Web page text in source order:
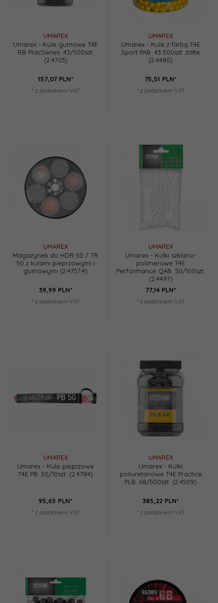
UMAREX
Umarex - Kule gumowe T4E
RB PracSeries .43/500szt.
(2.4703)
157,07 PLN*
* z podatkiem VAT
UMAREX
Umarex - Kule z farbą T4E
Sport PAB .43 500szt. żółte
(2.4480)
75,51 PLN*
* z podatkiem VAT
UMAREX
Magazynek do HDR 50 / TR
50 z kulami pieprzowymi i
gumowymi (2.4757.4)
39,99 PLN*
* z podatkiem VAT
UMAREX
Umarex - Kulki szklano-
polimerowe T4E
Performance QAB .50/100szt.
(2.4497)
77,14 PLN*
* z podatkiem VAT
UMAREX
Umarex - Kule pieprzowe
T4E PB .50/10szt. (2.4784)
95,65 PLN*
* z podatkiem VAT
UMAREX
Umarex - Kulki
poliuretanowe T4E Practice
PLB .68/500szt. (2.4509)
385,22 PLN*
* z podatkiem VAT